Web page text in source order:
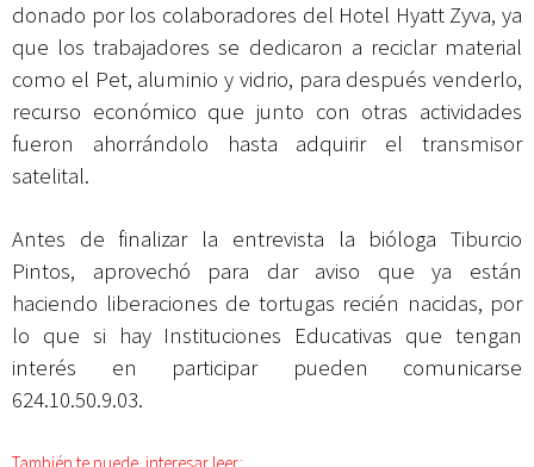
donado por los colaboradores del Hotel Hyatt Zyva, ya
que los trabajadores se dedicaron a reciclar material
como el Pet, aluminio y vidrio, para después venderlo,
recurso económico que junto con otras actividades
fueron ahorrándolo hasta adquirir el transmisor
satelital.
Antes de finalizar la entrevista la bióloga Tiburcio
Pintos, aprovechó para dar aviso que ya están
haciendo liberaciones de tortugas recién nacidas, por
lo que si hay Instituciones Educativas que tengan
interés en participar pueden comunicarse
624.10.50.9.03.